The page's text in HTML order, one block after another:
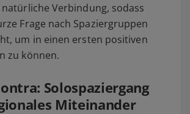
Verbindung, sodass
Frage nach Spaziergruppen
um in einen ersten positiven
zu können.
Solospaziergang
Miteinander